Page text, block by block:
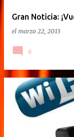
Gran Noticia:
el marzo 22, 2013
0